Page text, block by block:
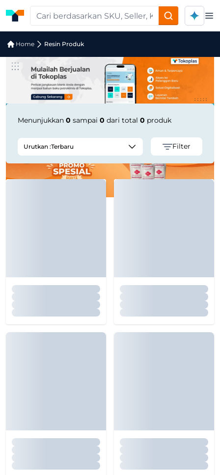
Home Resin Produk
Pencarian Produk "Laminated PP
Menunjukkan 0 sampai 0 dari total 0 produk
Urutkan :Terbaru Filter